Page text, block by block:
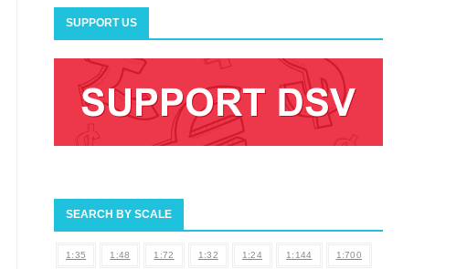
SUPPORT US
SEARCH BY SCALE
1:35 1:48 1:72 1:32 1:24 1:144 1:700